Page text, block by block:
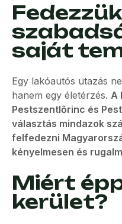
saját
Egy lakóautós utazás
hanem egy életérzés. A
Pestszentlőrinc és
választás mindazok
felfedezni
kényelmesen és
Miért
kerület?